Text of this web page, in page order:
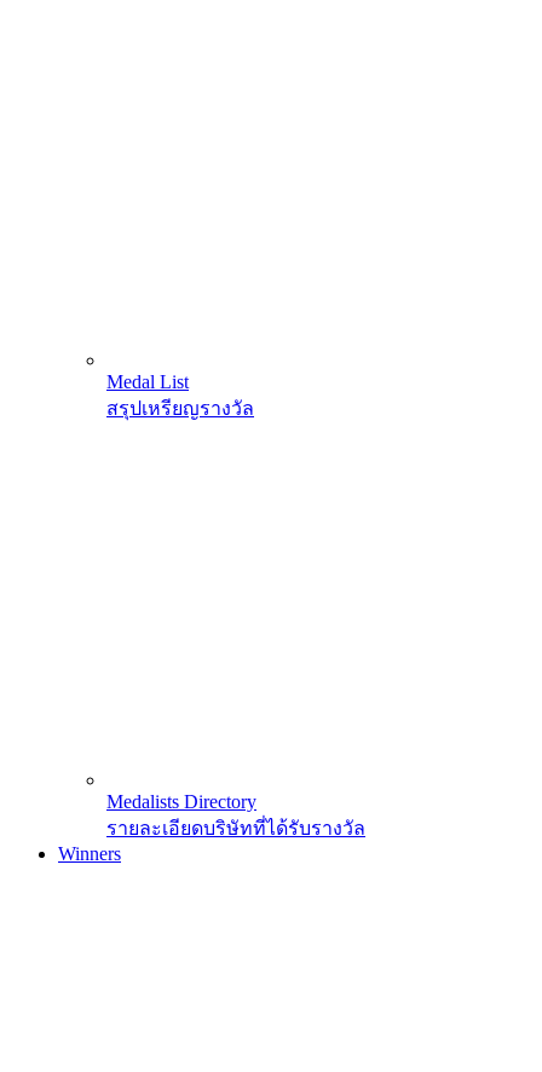
Medal List
สรุปเหรียญรางวัล
Medalists Directory
รายละเอียดบริษัทที่ได้รับรางวัล
Winners